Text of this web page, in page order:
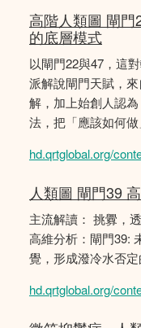
高階人類圖 閘
的底層模式
以閘門22與47，這
派解說閘門天賦，
解，加上始創人認
法，把「應該如何做
hd.qrtglobal.org/
人類圖 閘門39
主流解讀： 挑釁，
高維分析：閘門39:
覺，形成潑冷水否定
hd.qrtglobal.org/